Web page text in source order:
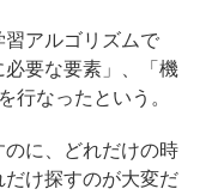
アルゴリズムで
要な要素」、「機
行なったという。
に、どれだけの時
け探すのが大変だ